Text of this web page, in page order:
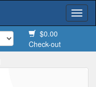
$0.00
Check-out